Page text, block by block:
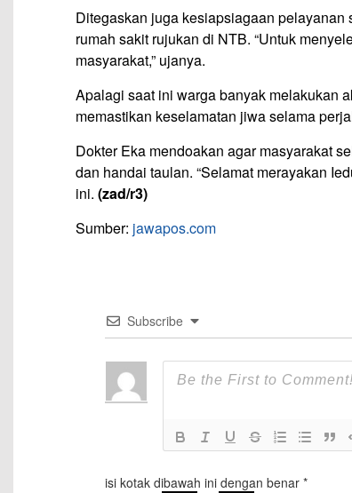
Ditegaskan juga kesiapsiagaan
rumah sakit rujukan di NTB. “Untuk
masyarakat,” ujanya.
Apalagi saat ini warga banyak melakukan
memastikan keselamatan jiwa selama
Dokter Eka mendoakan agar masyarakat
dan handai taulan. “Selamat merayakan
ini. (zad/r3)
Sumber: jawapos.com
Subscribe
isi kotak dibawah ini dengan benar*